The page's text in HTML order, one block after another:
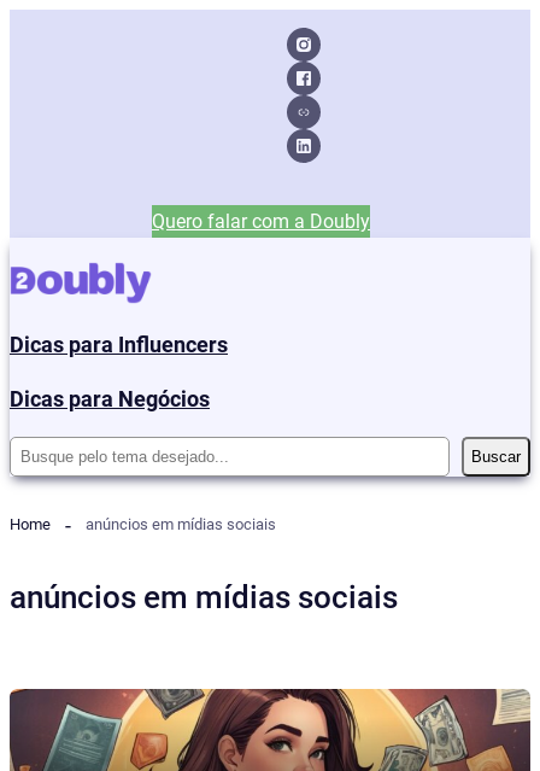
Quero falar com a Doubly
Dicas para Influencers
Dicas para Negócios
Pesquisar Buscar
Home anúncios em mídias sociais
anúncios em mídias sociais